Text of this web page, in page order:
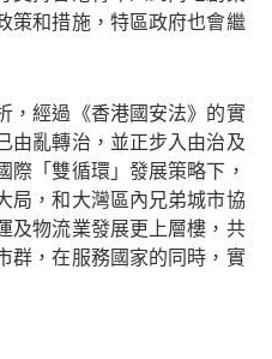
策和措施，特區政府也會繼
，經過《香港國安法》的實
由亂轉治，並正步入由治及
際「雙循環」發展策略下，
局，和大灣區內兄弟城市協
及物流業發展更上層樓，共
群，在服務國家的同時，實